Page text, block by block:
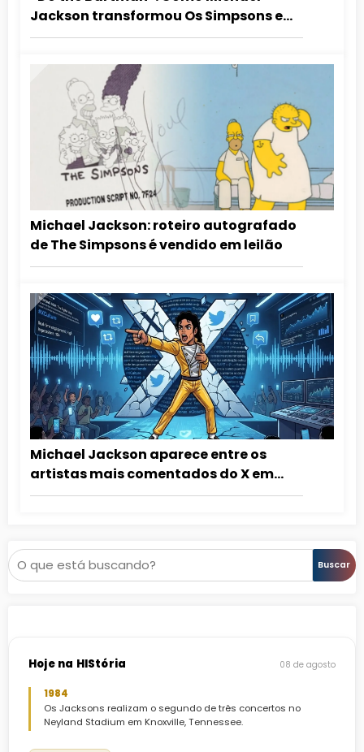
Jackson transformou Os Simpsons em
estrelas da música
Michael Jackson: roteiro autografado
de The Simpsons é vendido em leilão
Michael Jackson aparece entre os
artistas mais comentados do X em
2026
Pesquisar Buscar
Hoje na HIStória 08 de agosto
1984
Os Jacksons realizam o segundo de três concertos no
Neyland Stadium em Knoxville, Tennessee.